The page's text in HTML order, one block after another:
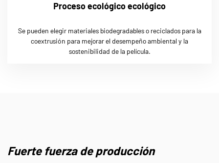
Proceso ecológico ecológico
Se pueden elegir materiales biodegradables o reciclados para la
coextrusión para mejorar el desempeño ambiental y la
sostenibilidad de la película.
Fuerte fuerza de producción